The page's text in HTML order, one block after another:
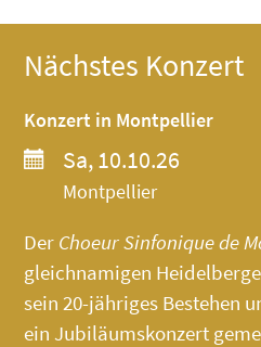
Nächstes Konzert
Konzert in Montpellier
Sa, 10.10.26
Montpellier
Der Choeur Sinfonique de
gleichnamigen
sein 20-jähriges Bestehen
ein Jubiläumskonzert